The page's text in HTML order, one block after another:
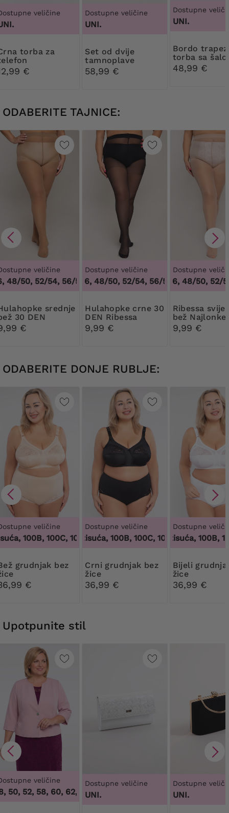
veličine
za
€
Dostupne veličine
UNI.
Set od dvije
tamnoplave
torbice
58,99 €
Dostupne
UNI.
Bordo trapezoidna
torba sa
48,99 €
ODABERITE TAJNICE:
veličine
50, 52/54, 56/58, 60/62,44/46, 48/50, 52/54, 56/58,
30 DEN
€
Dostupne veličine
44/46, 48/50, 52/54, 56/58, 60/62,44/46,
Hulahopke crne 30
DEN Ribessa
9,99 €
Dostupne
44/46, 48/50, 52/
Ribessa svijetlo
bež Najlonke
DEN
9,99 €
ODABERITE DONJE RUBLJE:
veličine
100B, 100C, 100D, 100DD, 100F, 100G, 100H, 100I, 100J,
bez
€
Dostupne veličine
100 tisuća, 100B, 100C, 100D, 100DD, 100F,
Crni grudnjak bez
žice
36,99 €
Dostupne
100 tisuća, 100B,
Bijeli grudnjak bez
žice
36,99 €
Upotpunite stil
veličine
52, 58, 60, 62, 64 ,46, 48, 50, 52, 58, 60, 62, 64
Dostupne veličine
UNI.
Dostupne
UNI.